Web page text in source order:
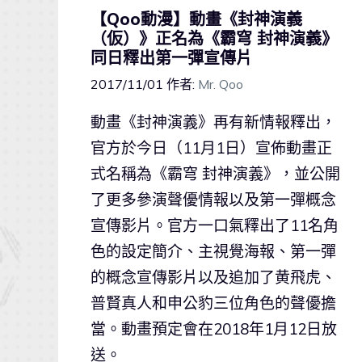
【Qoo動漫】動畫《封神演義
（仮）》正名為《霸穹 封神演義》
同日釋出第一彈宣傳片
2017/11/01 作者: Mr. Qoo
動畫《封神演義》再有新情報釋出，
官方於今日（11月1日）宣佈動畫正
式名稱為《霸穹 封神演義》，並公開
了更多參演聲優情報以及第一彈概念
宣傳影片。官方一口氣釋出了11名角
色的設定簡介、主視覺海報、第一彈
的概念宣傳影片以及追加了黄飛虎、
普賢真人和申公豹三位角色的聲優擔
當。動畫預定會在2018年1月12日放
送。